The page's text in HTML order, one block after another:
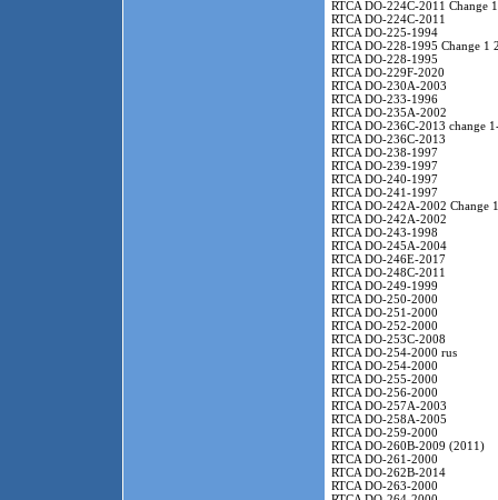
RTCA DO-224C-2011 Change
RTCA DO-224C-2011
RTCA DO-225-1994
RTCA DO-228-1995 Change 1
RTCA DO-228-1995
RTCA DO-229F-2020
RTCA DO-230A-2003
RTCA DO-233-1996
RTCA DO-235A-2002
RTCA DO-236C-2013 change
RTCA DO-236C-2013
RTCA DO-238-1997
RTCA DO-239-1997
RTCA DO-240-1997
RTCA DO-241-1997
RTCA DO-242A-2002 Change
RTCA DO-242A-2002
RTCA DO-243-1998
RTCA DO-245A-2004
RTCA DO-246E-2017
RTCA DO-248C-2011
RTCA DO-249-1999
RTCA DO-250-2000
RTCA DO-251-2000
RTCA DO-252-2000
RTCA DO-253C-2008
RTCA DO-254-2000 rus
RTCA DO-254-2000
RTCA DO-255-2000
RTCA DO-256-2000
RTCA DO-257A-2003
RTCA DO-258A-2005
RTCA DO-259-2000
RTCA DO-260B-2009 (2011)
RTCA DO-261-2000
RTCA DO-262B-2014
RTCA DO-263-2000